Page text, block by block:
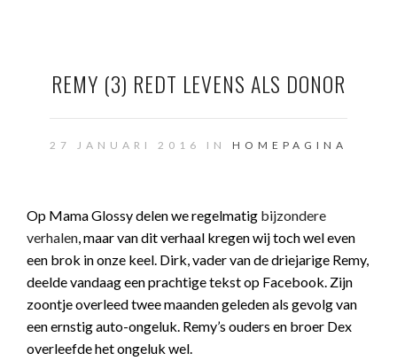
REMY (3) REDT LEVENS ALS DONOR
27 JANUARI 2016 IN HOMEPAGINA
Op Mama Glossy delen we regelmatig bijzondere
verhalen, maar van dit verhaal kregen wij toch wel even
een brok in onze keel. Dirk, vader van de driejarige Remy,
deelde vandaag een prachtige tekst op Facebook. Zijn
zoontje overleed twee maanden geleden als gevolg van
een ernstig auto-ongeluk. Remy’s ouders en broer Dex
overleefde het ongeluk wel.